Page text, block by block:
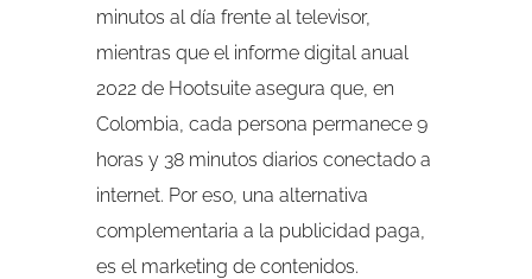
minutos al día frente al televisor,
mientras que el informe digital anual
2022 de Hootsuite asegura que, en
Colombia, cada persona permanece 9
horas y 38 minutos diarios conectado a
internet. Por eso, una alternativa
complementaria a la publicidad paga,
es el marketing de contenidos.